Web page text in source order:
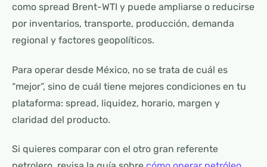
como spread Brent-WTI y puede ampliarse o reducirse
por inventarios, transporte, producción, demanda
regional y factores geopolíticos.
Para operar desde México, no se trata de cuál es
“mejor”, sino de cuál tiene mejores condiciones en tu
plataforma: spread, liquidez, horario, margen y
claridad del producto.
Si quieres comparar con el otro gran referente